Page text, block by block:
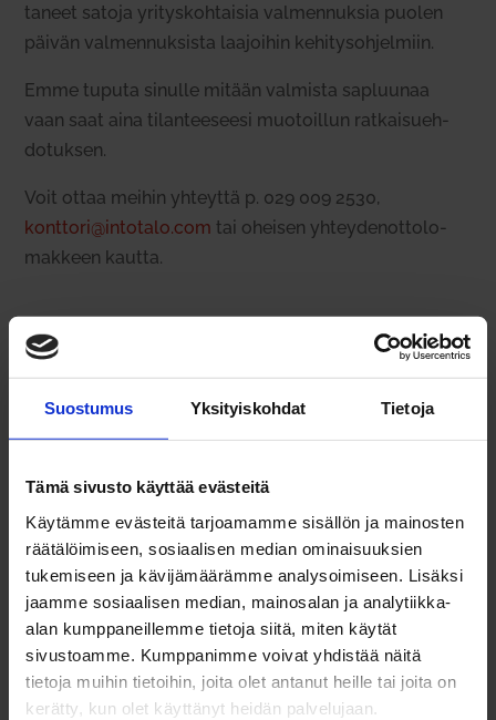
Suostumus Yksityiskohdat Tietoja
Tämä sivusto käyttää evästeitä
Käytämme evästeitä tarjoamamme sisällön ja mainosten
räätälöimiseen, sosiaalisen median ominaisuuksien
tukemiseen ja kävijämäärämme analysoimiseen. Lisäksi
jaamme sosiaalisen median, mainosalan ja analytiikka-
alan kumppaneillemme tietoja siitä, miten käytät
sivustoamme. Kumppanimme voivat yhdistää näitä
tietoja muihin tietoihin, joita olet antanut heille tai joita on
kerätty, kun olet käyttänyt heidän palvelujaan.
taneet satoja yri­tys­koh­taisia val­men­nuksia puolen
päivän val­men­nuk­sista laa­joihin kehi­tys­oh­jelmiin.
Emme tuputa sinulle mitään val­mista sapluunaa
vaan saat aina tilan­tee­seesi muo­toillun rat­kai­sueh­
do­tuksen.
Voit ottaa meihin yhteyttä p. 029 009 2530,
konttori@intotalo.com tai oheisen yhtey­den­ot­to­lo­
makkeen kautta.
Suku­nimesi
Yri­tyksesi